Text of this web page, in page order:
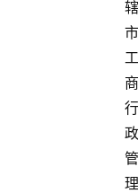
辖
市
工
商
行
政
管
理